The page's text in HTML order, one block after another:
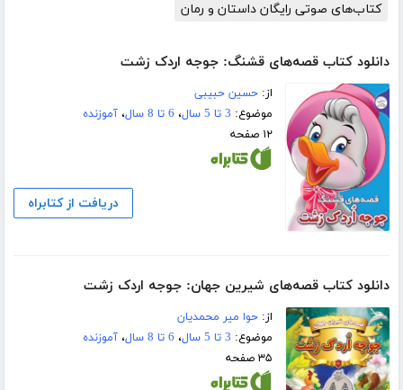
کتاب‌های صوتی رایگان داستان و رمان
دانلود کتاب قصه‌های قشنگ: جوجه اردک زشت
از:حسین حبیبی
موضوع: 3 تا 5 سال ، 6 تا 8 سال ،آموزنده
۱۲ صفحه
دریافت از کتابراه
دانلود کتاب قصه‌های شیرین جهان: جوجه اردک زشت
از:حوا میر محمدیان
موضوع: 3 تا 5 سال ، 6 تا 8 سال ،آموزنده
۳۵ صفحه